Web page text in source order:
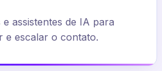
assistentes de IA para
e escalar o contato.